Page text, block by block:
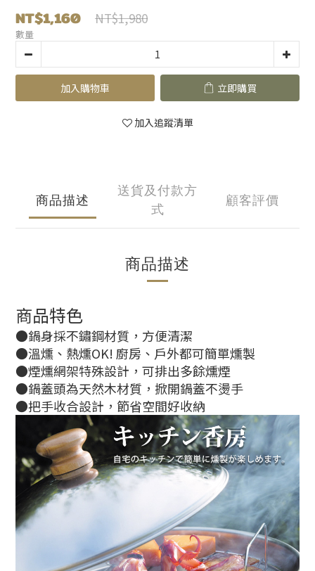
NT$1,160 NT$1,980
數量
加入購物車 立即購買
加入追蹤清單
商品描述
送貨及付款方
式
顧客評價
商品描述
商品特色
●鍋身採不鏽鋼材質，方便清潔
●溫燻、熱燻OK! 廚房、戶外都可簡單燻製
●煙燻網架特殊設計，可排出多餘燻煙
●鍋蓋頭為天然木材質，掀開鍋蓋不燙手
●把手收合設計，節省空間好收納